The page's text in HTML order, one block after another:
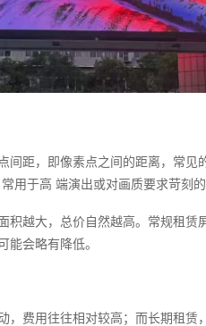
距，即像素点之间的距离，常
于高 端演出或对画质要求苛刻
越大，总价自然越高。常规租
会略有降低。
费用往往相对较高；而长期租